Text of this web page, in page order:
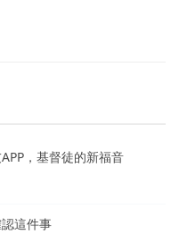
，基督徒的新福音
這件事